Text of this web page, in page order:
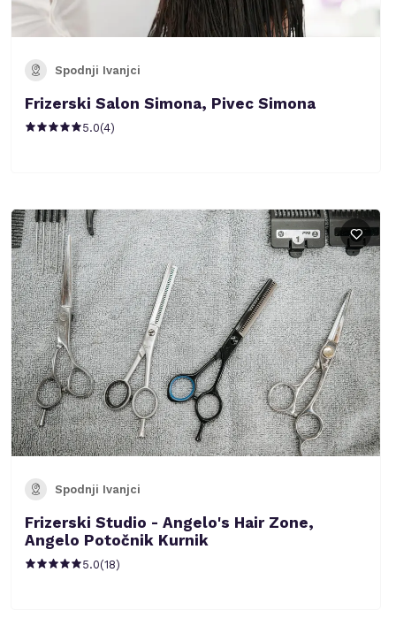
Spodnji Ivanjci
Frizerski Salon Simona, Pivec Simona
5.0(4)
Spodnji Ivanjci
Frizerski Studio - Angelo's Hair Zone,
Angelo Potočnik Kurnik
5.0(18)